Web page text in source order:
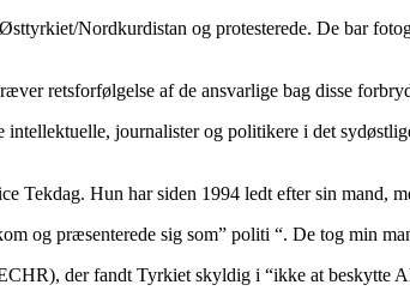
Nordkurdistan og protesterede. De bar
retsforfølgelse af de ansvarlige bag disse
journalister og politikere i det
Tekdag. Hun har siden 1994 ledt efter sin mand,
og præsenterede sig som” politi “. De tog min
der fandt Tyrkiet skyldig i “ikke at beskytte